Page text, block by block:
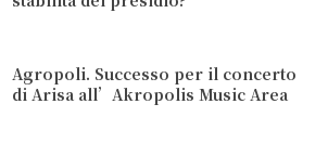
Agropoli. Successo per il concerto
di Arisa all’Akropolis Music Area